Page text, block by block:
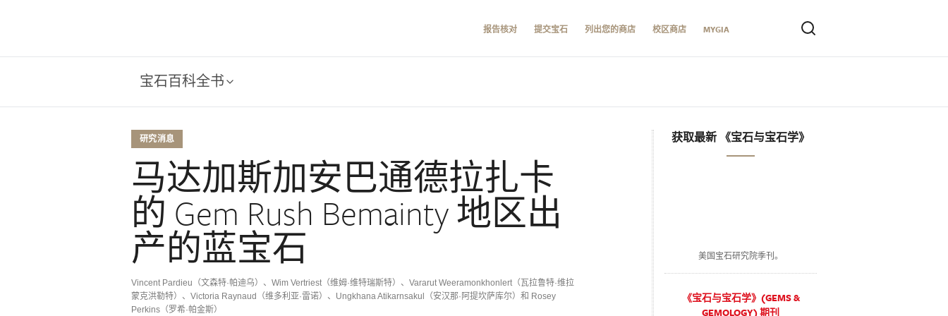
报告核对 提交宝石 列出您的商店 校区商店 MYGIA
宝石百科全书
研究消息
马达加斯加安巴通德拉扎卡
的 Gem Rush Bemainty 地区出
产的蓝宝石
Vincent Pardieu（文森特·帕迪乌）、Wim Vertriest（维姆·维特瑞斯特）、Vararut Weeramonkhonlert（瓦拉鲁特·维拉
蒙克洪勒特）、Victoria Raynaud（维多利亚·雷诺）、Ungkhana Atikarnsakul（安汉那·阿提坎萨库尔）和 Rosey
Perkins（罗希·帕金斯）
获取最新 《宝石与宝石学》
美国宝石研究院季刊。
《宝石与宝石学》(GEMS &
GEMOLOGY) 期刊